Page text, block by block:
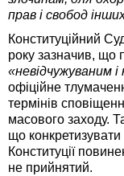
прав і свобод
Конституційний
року зазначив, що
«невідчужуваним
офіційне
термінів
масового заходу.
що
Конституції
не прийнятий.